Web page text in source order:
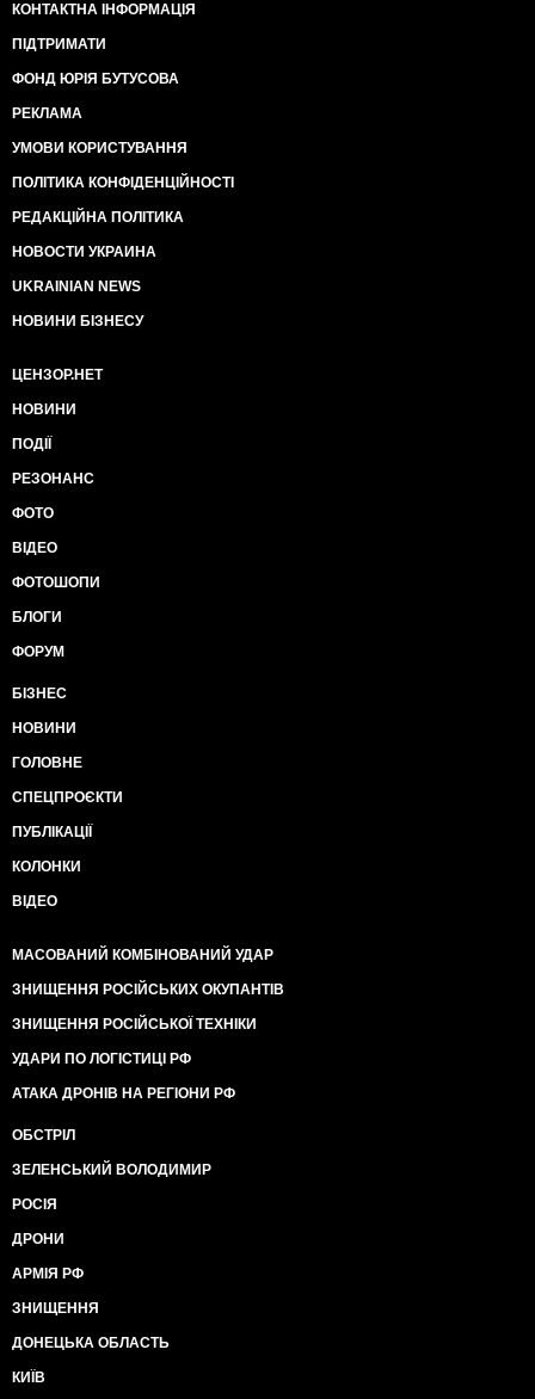
КОНТАКТНА ІНФОРМАЦІЯ
ПІДТРИМАТИ
ФОНД ЮРІЯ БУТУСОВА
РЕКЛАМА
УМОВИ КОРИСТУВАННЯ
ПОЛІТИКА КОНФІДЕНЦІЙНОСТІ
РЕДАКЦІЙНА ПОЛІТИКА
НОВОСТИ УКРАИНА
UKRAINIAN NEWS
НОВИНИ БІЗНЕСУ
ЦЕНЗОР.НЕТ
НОВИНИ
ПОДІЇ
РЕЗОНАНС
ФОТО
ВІДЕО
ФОТОШОПИ
БЛОГИ
ФОРУМ
БІЗНЕС
НОВИНИ
ГОЛОВНЕ
СПЕЦПРОЄКТИ
ПУБЛІКАЦІЇ
КОЛОНКИ
ВІДЕО
МАСОВАНИЙ КОМБІНОВАНИЙ УДАР
ЗНИЩЕННЯ РОСІЙСЬКИХ ОКУПАНТІВ
ЗНИЩЕННЯ РОСІЙСЬКОЇ ТЕХНІКИ
УДАРИ ПО ЛОГІСТИЦІ РФ
АТАКА ДРОНІВ НА РЕГІОНИ РФ
ОБСТРІЛ
ЗЕЛЕНСЬКИЙ ВОЛОДИМИР
РОСІЯ
ДРОНИ
АРМІЯ РФ
ЗНИЩЕННЯ
ДОНЕЦЬКА ОБЛАСТЬ
КИЇВ